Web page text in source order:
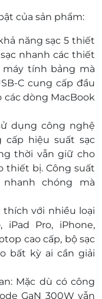
của sản phẩm:
năng sạc 5 thiết
nhanh các thiết
tính bảng mà
C cung cấp đầu
các dòng MacBook
dụng công nghệ
cấp hiệu suất sạc
thời vẫn giữ cho
thiết bị. Công suất
chóng mà
với nhiều loại
Pro, iPhone,
cao cấp, bộ sạc
bất kỳ ai cần giải
Mặc dù có công
GaN 300W vẫn